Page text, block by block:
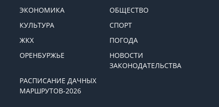
ЭКОНОМИКА
ОБЩЕСТВО
КУЛЬТУРА
СПОРТ
ЖКХ
ПОГОДА
ОРЕНБУРЖЬЕ
НОВОСТИ
ЗАКОНОДАТЕЛЬСТВА
РАСПИСАНИЕ ДАЧНЫХ
МАРШРУТОВ-2026